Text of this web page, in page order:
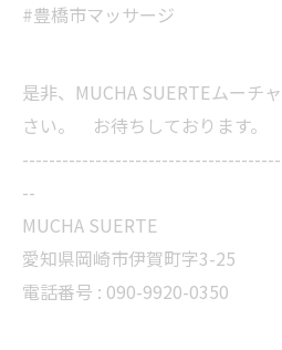
#豊橋市マッサージ
是非、MUCHA SUERTEムーチ
さい。 お待ちしております。
--
MUCHA SUERTE
愛知県岡崎市伊賀町字3-25
電話番号 : 090-9920-0350